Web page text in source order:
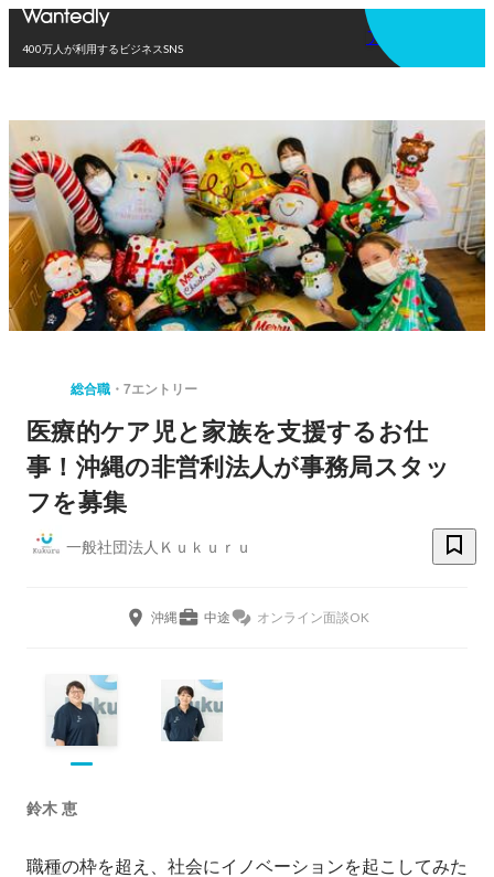
400万人が利用するビジネスSNS
アプリを使う
総合職 7エントリー
医療的ケア児と家族を支援するお仕
事！沖縄の非営利法人が事務局スタッ
フを募集
一般社団法人Ｋｕｋｕｒｕ
沖縄 中途 オンライン面談OK
鈴木 恵
職種の枠を超え、社会にイノベーションを起こしてみた